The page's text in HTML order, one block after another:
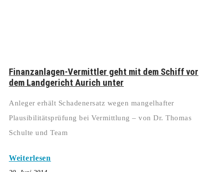
Finanzanlagen-Vermittler geht mit dem Schiff vor
dem Landgericht Aurich unter
Anleger erhält Schadenersatz wegen mangelhafter
Plausibilitätsprüfung bei Vermittlung – von Dr. Thomas
Schulte und Team
Weiterlesen